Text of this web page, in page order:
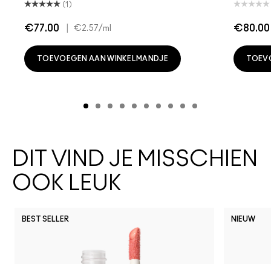
(1)
€77.00 €2.57/ml
TOEVOEGEN AAN WINKELMANDJE
€80.00
DIT VIND JE MISSCHIEN
OOK LEUK
BEST SELLER NIEUW